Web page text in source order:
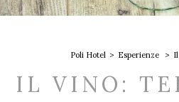
Poli Hotel Esperienze
IL VINO: